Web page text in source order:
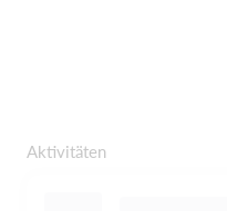
Aktivitäten